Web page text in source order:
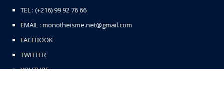
TEL : (+216) 99 92 76 66
EMAIL : monotheisme.net@gmail.com
FACEBOOK
TWITTER
YOUTUBE